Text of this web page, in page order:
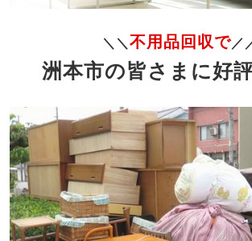
＼＼ 不用品回収で／
洲本市の皆さまに好